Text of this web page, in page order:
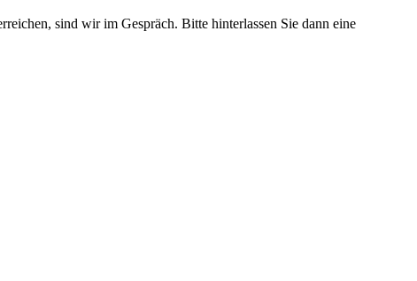
sind wir im Gespräch. Bitte hinterlassen Sie dann eine